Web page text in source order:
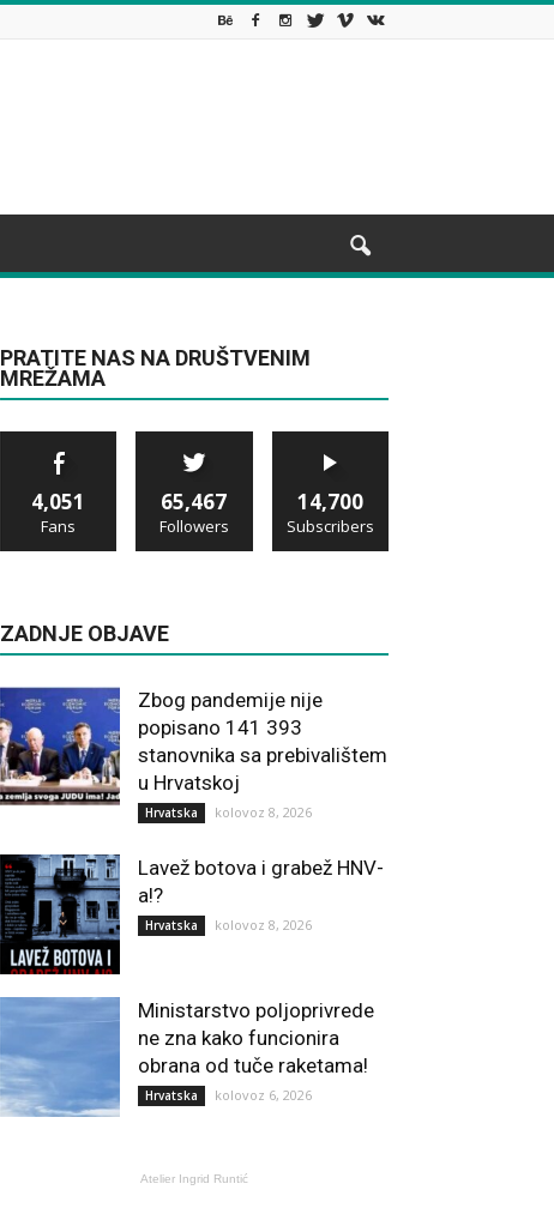
PRATITE NAS NA DRUŠTVENIM
MREŽAMA
4,051
Fans
65,467
Followers
14,700
Subscribers
ZADNJE OBJAVE
Zbog pandemije nije
popisano 141 393
stanovnika sa prebivalištem
u Hrvatskoj
Hrvatska kolovoz 8, 2026
Lavež botova i grabež HNV-
a!?
Hrvatska kolovoz 8, 2026
Ministarstvo poljoprivrede
ne zna kako funcionira
obrana od tuče raketama!
Hrvatska kolovoz 6, 2026
Atelier Ingrid Runtić